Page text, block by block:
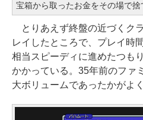
宝箱から取ったお金をその場で
とりあえず終盤の近づくク
レイしたところで、プレイ時
相当スピーディに進めたつも
かかっている。35年前のファ
大ボリュームであったかがよ